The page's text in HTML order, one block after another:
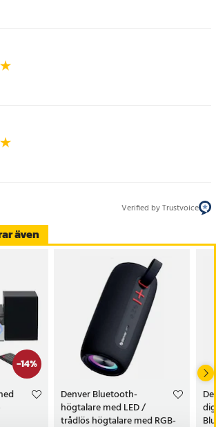
även
-14%
Denver Bluetooth-
högtalare med LED /
trådlös högtalare med RGB-
Verified by Trustvoice